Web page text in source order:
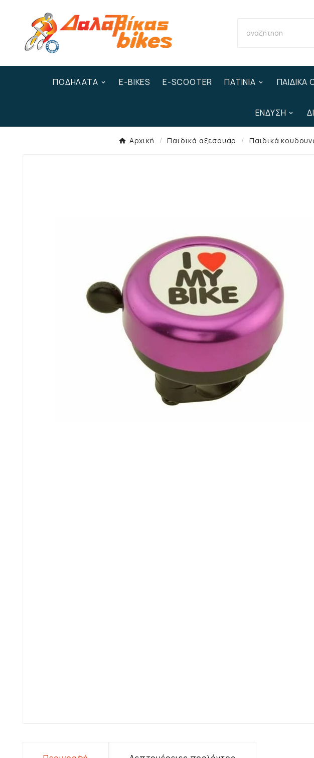
ΠΟΔΉΛΑΤΑ E-BIKES E-SCOOTER ΠΑΤΊΝΙΑ
ΈΝΔΥΣΗ
Αρχική Παιδικά αξεσουάρ Παιδικά